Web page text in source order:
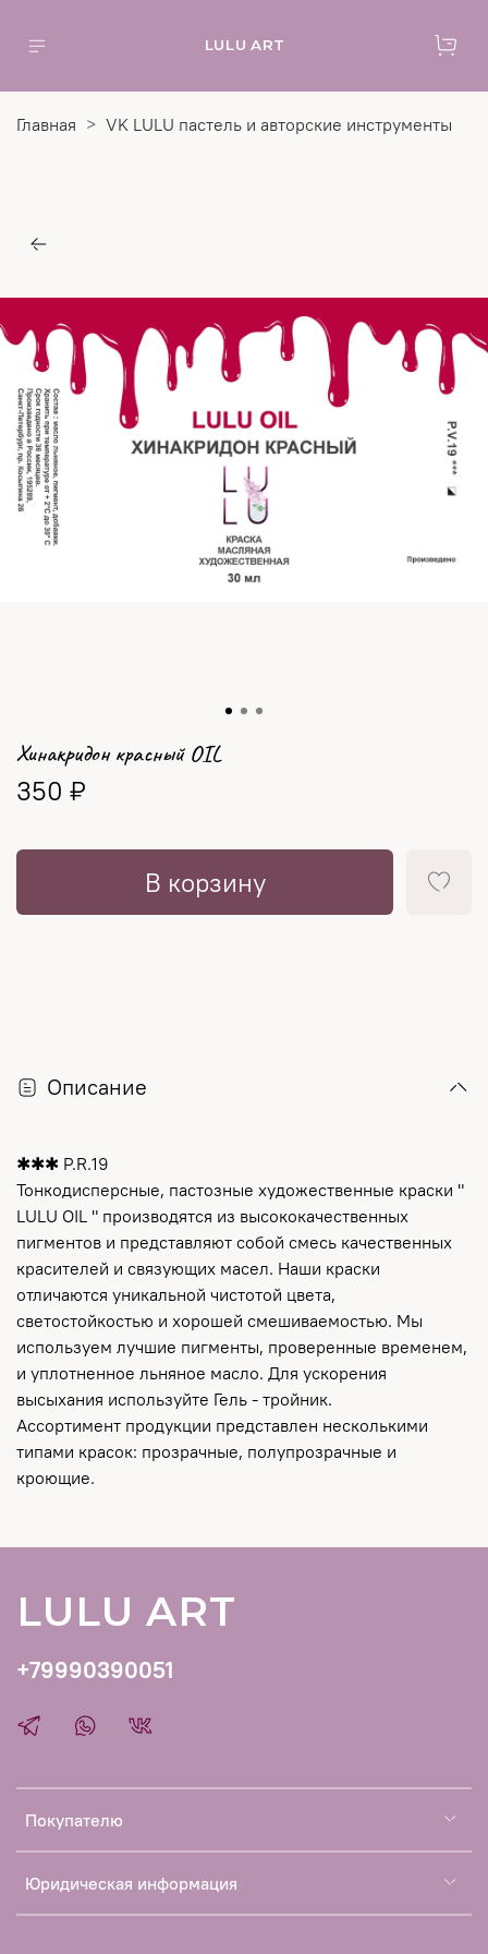
LULU ART
Главная VK LULU пастель и авторские инструменты
Хинакридон красный OIL
350 ₽
В корзину
Описание
✱✱✱ P.R.19
Тонкодисперсные, пастозные художественные краски "
LULU OIL " производятся из высококачественных
пигментов и представляют собой смесь качественных
красителей и связующих масел. Наши краски
отличаются уникальной чистотой цвета,
светостойкостью и хорошей смешиваемостью. Мы
используем лучшие пигменты, проверенные временем,
и уплотненное льняное масло. Для ускорения
высыхания используйте Гель - тройник.
Ассортимент продукции представлен несколькими
типами красок: прозрачные, полупрозрачные и
кроющие.
Покупателю
Юридическая информация
+79990390051
LULU ART